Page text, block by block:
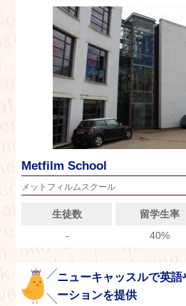
Metfilm School
メットフィルムスクール
生徒数 留学生率
-
40%
ニューキャッスルで英
ーションを提供